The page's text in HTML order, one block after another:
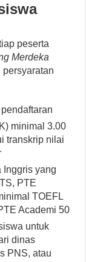
peserta
Merdeka
minimal 3.00
transkrip nilai
Inggris yang
PTE
TOEFL
Academi 50
untuk
dinas
PNS, atau